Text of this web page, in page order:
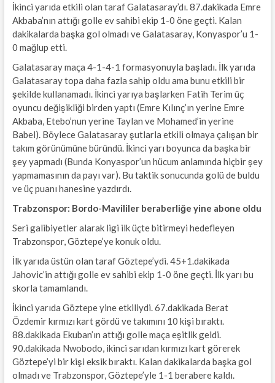
İkinci yarıda etkili olan taraf Galatasaray’dı. 87.dakikada Emre
Akbaba’nın attığı golle ev sahibi ekip 1-0 öne geçti. Kalan
dakikalarda başka gol olmadı ve Galatasaray, Konyaspor’u 1-
0 mağlup etti.
Galatasaray maça 4-1-4-1 formasyonuyla başladı. İlk yarıda
Galatasaray topa daha fazla sahip oldu ama bunu etkili bir
şekilde kullanamadı. İkinci yarıya başlarken Fatih Terim üç
oyuncu değişikliği birden yaptı (Emre Kılınç’ın yerine Emre
Akbaba, Etebo’nun yerine Taylan ve Mohamed’in yerine
Babel). Böylece Galatasaray şutlarla etkili olmaya çalışan bir
takım görünümüne büründü. İkinci yarı boyunca da başka bir
şey yapmadı (Bunda Konyaspor’un hücum anlamında hiçbir şey
yapmamasının da payı var). Bu taktik sonucunda golü de buldu
ve üç puanı hanesine yazdırdı.
Trabzonspor: Bordo-Mavililer beraberliğe yine abone oldu
Seri galibiyetler alarak ligi ilk üçte bitirmeyi hedefleyen
Trabzonspor, Göztepe’ye konuk oldu.
İlk yarıda üstün olan taraf Göztepe’ydi. 45+1.dakikada
Jahovic’in attığı golle ev sahibi ekip 1-0 öne geçti. İlk yarı bu
skorla tamamlandı.
İkinci yarıda Göztepe yine etkiliydi. 67.dakikada Berat
Özdemir kırmızı kart gördü ve takımını 10 kişi bıraktı.
88.dakikada Ekuban’ın attığı golle maça eşitlik geldi.
90.dakikada Nwobodo, ikinci sarıdan kırmızı kart görerek
Göztepe’yi bir kişi eksik bıraktı. Kalan dakikalarda başka gol
olmadı ve Trabzonspor, Göztepe’yle 1-1 berabere kaldı.